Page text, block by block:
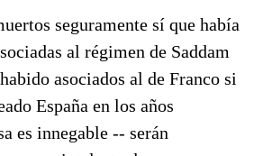
seguramente sí que había
al régimen de Saddam
asociados al de Franco si
España en los años
es innegable -- serán